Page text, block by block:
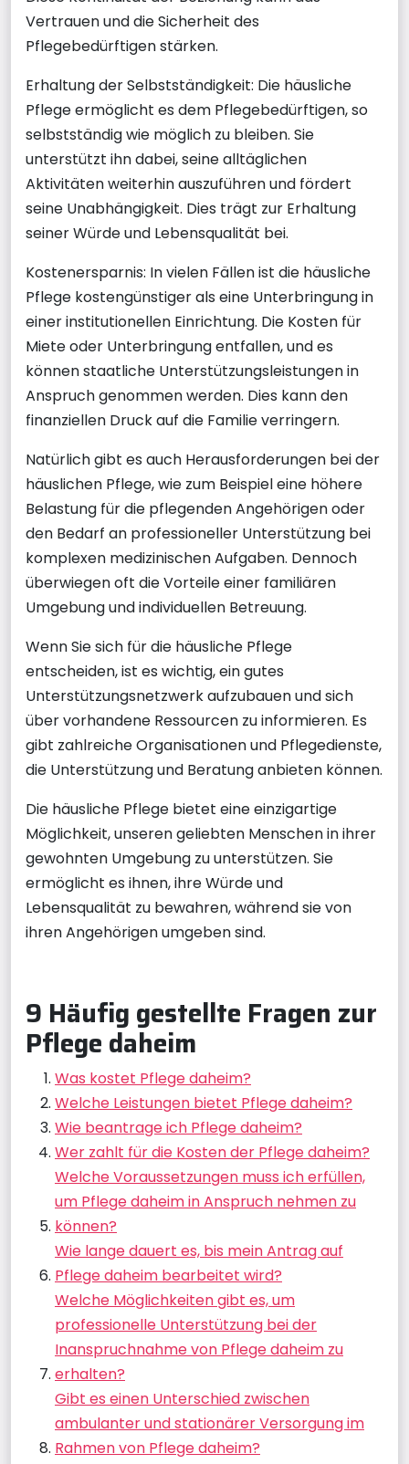
Vertrauen und die Sicherheit des
Pflegebedürftigen stärken.
Erhaltung der Selbstständigkeit: Die häusliche
Pflege ermöglicht es dem Pflegebedürftigen, so
selbstständig wie möglich zu bleiben. Sie
unterstützt ihn dabei, seine alltäglichen
Aktivitäten weiterhin auszuführen und fördert
seine Unabhängigkeit. Dies trägt zur Erhaltung
seiner Würde und Lebensqualität bei.
Kostenersparnis: In vielen Fällen ist die häusliche
Pflege kostengünstiger als eine Unterbringung in
einer institutionellen Einrichtung. Die Kosten für
Miete oder Unterbringung entfallen, und es
können staatliche Unterstützungsleistungen in
Anspruch genommen werden. Dies kann den
finanziellen Druck auf die Familie verringern.
Natürlich gibt es auch Herausforderungen bei der
häuslichen Pflege, wie zum Beispiel eine höhere
Belastung für die pflegenden Angehörigen oder
den Bedarf an professioneller Unterstützung bei
komplexen medizinischen Aufgaben. Dennoch
überwiegen oft die Vorteile einer familiären
Umgebung und individuellen Betreuung.
Wenn Sie sich für die häusliche Pflege
entscheiden, ist es wichtig, ein gutes
Unterstützungsnetzwerk aufzubauen und sich
über vorhandene Ressourcen zu informieren. Es
gibt zahlreiche Organisationen und Pflegedienste,
die Unterstützung und Beratung anbieten können.
Die häusliche Pflege bietet eine einzigartige
Möglichkeit, unseren geliebten Menschen in ihrer
gewohnten Umgebung zu unterstützen. Sie
ermöglicht es ihnen, ihre Würde und
Lebensqualität zu bewahren, während sie von
ihren Angehörigen umgeben sind.
9 Häufig gestellte Fragen zur
Pflege daheim
Was kostet Pflege daheim?
Welche Leistungen bietet Pflege daheim?
Wie beantrage ich Pflege daheim?
Wer zahlt für die Kosten der Pflege daheim?
Welche Voraussetzungen muss ich erfüllen,
um Pflege daheim in Anspruch nehmen zu
können?
Wie lange dauert es, bis mein Antrag auf
Pflege daheim bearbeitet wird?
Welche Möglichkeiten gibt es, um
professionelle Unterstützung bei der
Inanspruchnahme von Pflege daheim zu
erhalten?
Gibt es einen Unterschied zwischen
ambulanter und stationärer Versorgung im
Rahmen von Pflege daheim?